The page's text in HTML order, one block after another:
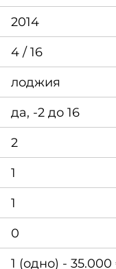
2014
4 / 16
лоджия
да, -2 до 16
2
1
1
0
1 (одно) -